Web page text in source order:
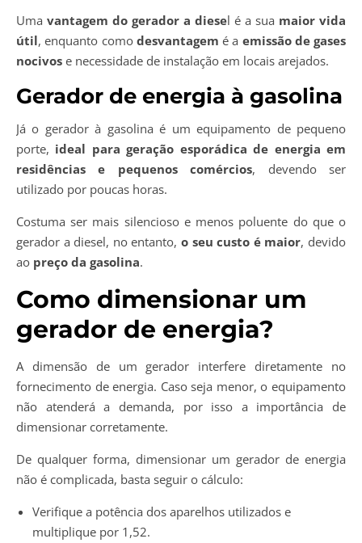
Uma vantagem do gerador a diesel é a sua maior vida
útil, enquanto comodesvantagem é a emissão de gases
nocivos e necessidade de instalação em locais arejados.
Gerador de energia à gasolina
Já o gerador à gasolina é um equipamento de pequeno
porte, ideal para geração esporádica de energia em
residências e pequenos comércios, devendo ser
utilizado por poucas horas.
Costuma ser mais silencioso e menos poluente do que o
gerador a diesel, no entanto, o seu custo é maior, devido
ao preço da gasolina.
Como dimensionar um
gerador de energia?
A dimensão de um gerador interfere diretamente no
fornecimento de energia. Caso seja menor, o equipamento
não atenderá a demanda, por isso a importância de
dimensionar corretamente.
De qualquer forma, dimensionar um gerador de energia
não é complicada, basta seguir o cálculo:
Verifique a potência dos aparelhos utilizados e
multiplique por 1,52.